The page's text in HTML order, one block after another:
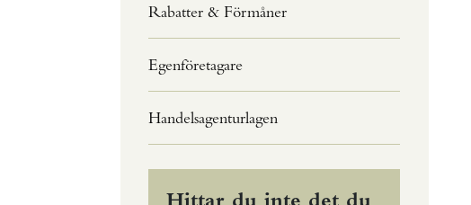
Rabatter & Förmåner
Egenföretagare
Handelsagenturlagen
Hittar du inte det du